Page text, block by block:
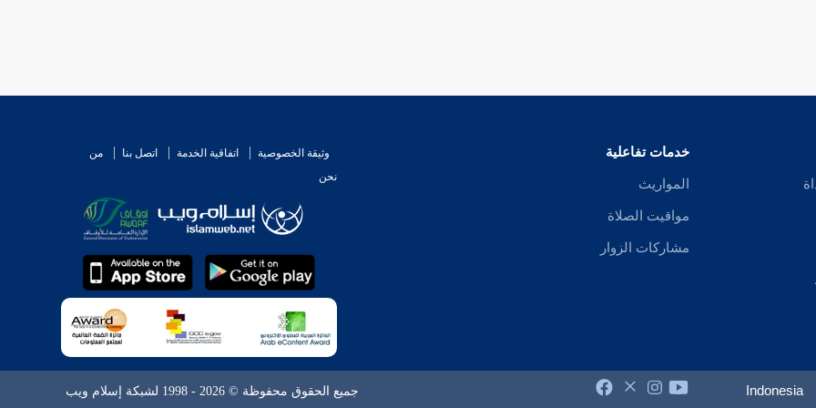
خدمات تفاعلية
المواريث
مواقيت الصلاة
مشاركات الزوار
وثيقة الخصوصية اتفاقية الخدمة اتصل بنا
من
نحن
Indonesia جميع الحقوق محفوظة © 2026 - 1998 لشبكة إسلام ويب